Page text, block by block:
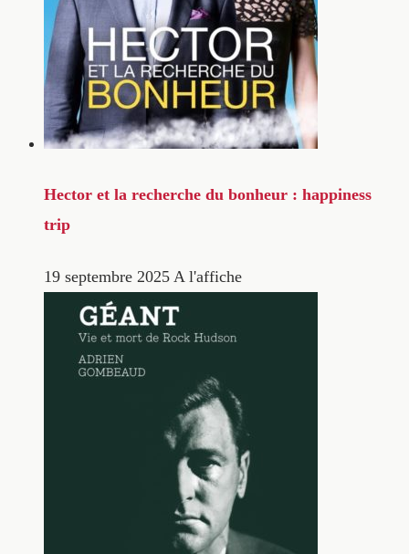
Hector et la recherche du bonheur : happiness
trip
19 septembre 2025 A l'affiche